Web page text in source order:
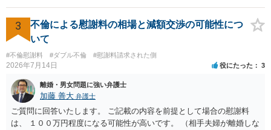
困難 仮に裁判で敗訴した場合でも、分割払いになる可能性はあります
か。 ⇒判決となり敗訴してしまった場合は、強制執行により不動産等
の財産を差し押さえられ、そこから債権回収が図られることになりま
すが、 和解であれば柔軟な解決が可能ですので、その場合は分割払
いにより支払うことも十分可能です。 ⑤ このような事情であれば、私
は120万円のみ和解交渉を続けるべきでしょうか。 ⇒ご相談者様の認
識を前提にすれば、１００万円も含めて返済する必要はないと考えら
れるため、 120万円のみについて交渉を続けることがベターかと存じ
ます。
するデメリットはありますから（経済的、時間的、精神的負担等）、
反対にご自身が、裁判も辞さずという姿勢を示すことで、プラス
に働く可能性は有り得ます。 交渉で解決する多くの場合は、相手
稀であると思います。 通常は、６０万円から８０万円程度になる
ことが多いというのが私の印象です。 ２ 質問② ご記載の内容が
減額を進めるうえでの交渉材料かと思います。 なお、ご自身が離
婚しないことは、交渉材料にはならないかと思いますので、ご注意く
ださい。 また、相手夫婦の婚姻関係が既に破綻していたことや、
相手女性が結婚しているとは知らなかったと主張することもあります
3
不倫による慰謝料の相場と減額交渉の可能性につ
いて
#不倫慰謝料 #ダブル不倫 #慰謝料請求された側
2026年7月14日 役にたった 3
離婚・男女問題に強い弁護士
加藤 善大 弁護士
ご質問に回答いたします。 ご記載の内容を前提として場合の慰謝料
は、 １００万円程度になる可能性が高いです。 （相手夫婦が離婚しな